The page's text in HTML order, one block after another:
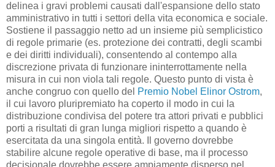
delinea i gravi problemi causati dall'espansione dello stato
amministrativo in tutti i settori della vita economica e sociale.
Sostiene il passaggio netto ad un insieme più semplicistico
di regole primarie (es. protezione dei contratti, degli scambi
e dei diritti individuali), consentendo al contempo alla
discrezione privata di funzionare ininterrottamente nella
misura in cui non viola tali regole. Questo punto di vista è
anche congruo con quello del Premio Nobel Elinor Ostrom,
il cui lavoro pluripremiato ha coperto il modo in cui la
distribuzione condivisa del potere tra attori privati ​​e pubblici
porti a risultati di gran lunga migliori rispetto a quando è
esercitata da una singola entità. Il governo dovrebbe
stabilire alcune regole operative di base, ma il processo
decisionale dovrebbe essere ampiamente disperso nel